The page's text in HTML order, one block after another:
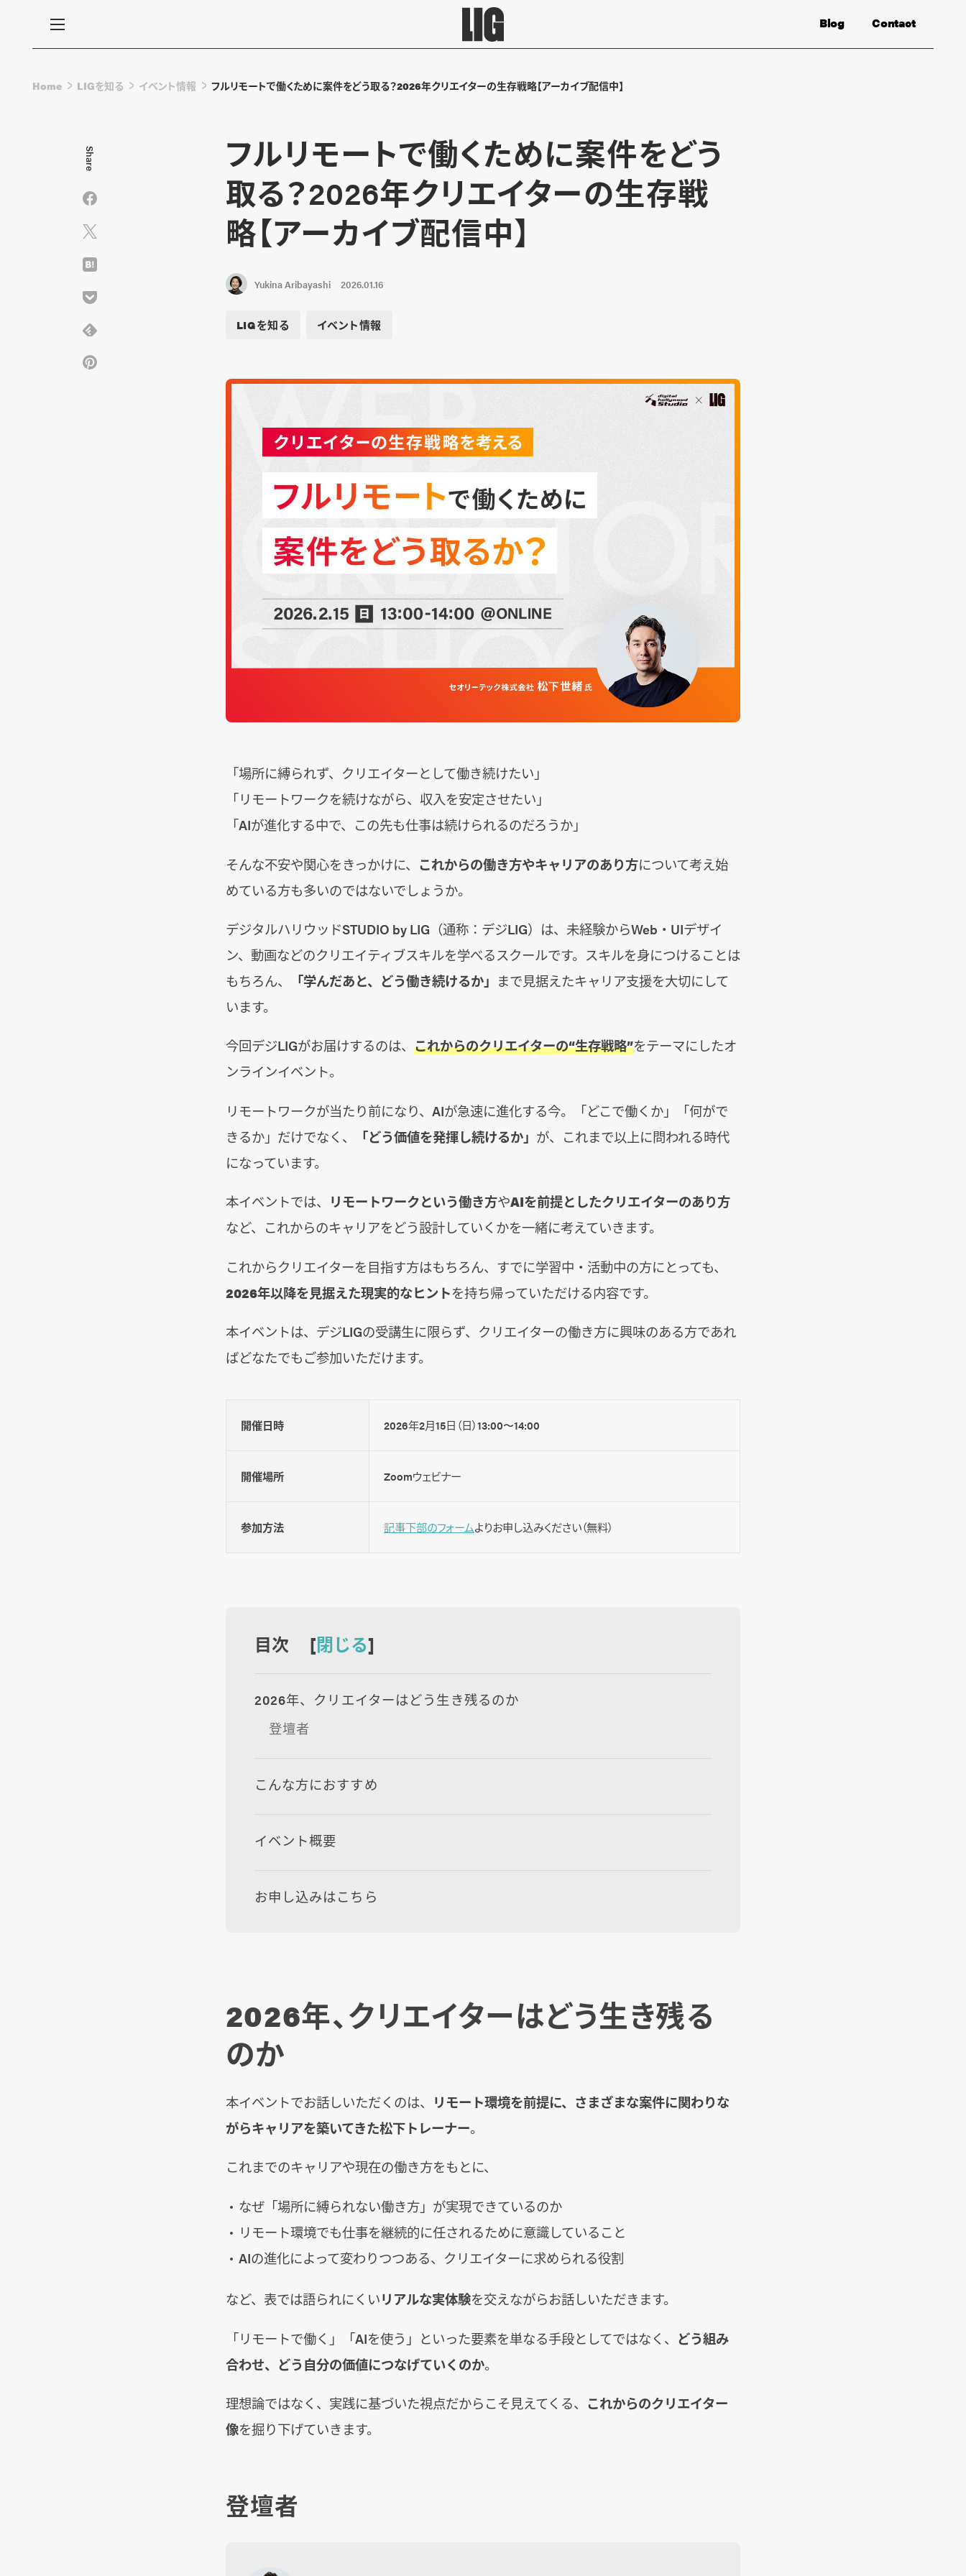
Contact
Blog
Home LIGを知る イベント情報 フルリモートで働くために案件をどう取る？2026年クリエイターの生存戦略【アーカイブ配信中】
フルリモートで働くために案件をどう
取る？2026年クリエイターの生存戦
略【アーカイブ配信中】
Yukina Aribayashi 2026.01.16
LIGを知る イベント情報
「場所に縛られず、クリエイターとして働き続けたい」
「リモートワークを続けながら、収入を安定させたい」
「AIが進化する中で、この先も仕事は続けられるのだろうか」
そんな不安や関心をきっかけに、 これからの働き方やキャリアのあり方について考え始
めている方も多いのではないでしょうか。
デジタルハリウッドSTUDIO by LIG（通称：デジLIG）は、未経験からWeb・UIデザイ
ン、動画などのクリエイティブスキルを学べるスクールです。スキルを身につけることは
もちろん、
「学んだあと、どう働き続けるか」 まで見据えたキャリア支援を大切にして
います。
今回デジLIGがお届けするのは、 これからのクリエイターの“生存戦略”をテーマにしたオ
ンラインイベント。
リモートワークが当たり前になり、AIが急速に進化する今。「どこで働くか」「何がで
きるか」だけでなく、
「どう価値を発揮し続けるか」 が、これまで以上に問われる時代
になっています。
本イベントでは、 リモートワークという働き方やAIを前提としたクリエイターのあり方
など、これからのキャリアをどう設計していくかを一緒に考えていきます。
これからクリエイターを目指す方はもちろん、すでに学習中・活動中の方にとっても、
2026年以降を見据えた現実的なヒントを持ち帰っていただける内容です。
本イベントは、デジLIGの受講生に限らず、クリエイターの働き方に興味のある方であれ
ばどなたでもご参加いただけます。
開催日時 2026年2月15日（日）13:00〜14:00
開催場所 Zoomウェビナー
参加方法 記事下部のフォームよりお申し込みください（無料）
目次 [閉じる]
2026年、クリエイターはどう生き残るのか
登壇者
こんな方におすすめ
イベント概要
お申し込みはこちら
2026年、クリエイターはどう生き残る
のか
本イベントでお話しいただくのは、
リモート環境を前提に、さまざまな案件に関わりな
がらキャリアを築いてきた松下トレーナー。
これまでのキャリアや現在の働き方をもとに、
なぜ「場所に縛られない働き方」が実現できているのか
リモート環境でも仕事を継続的に任されるために意識していること
AIの進化によって変わりつつある、クリエイターに求められる役割
など、表では語られにくいリアルな実体験を交えながらお話しいただきます。
「リモートで働く」「AIを使う」といった要素を単なる手段としてではなく、 どう組み
合わせ、どう自分の価値につなげていくのか。
理想論ではなく、実践に基づいた視点だからこそ見えてくる、 これからのクリエイター
像を掘り下げていきます。
登壇者
Share